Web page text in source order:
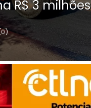
R$ 3 milhões